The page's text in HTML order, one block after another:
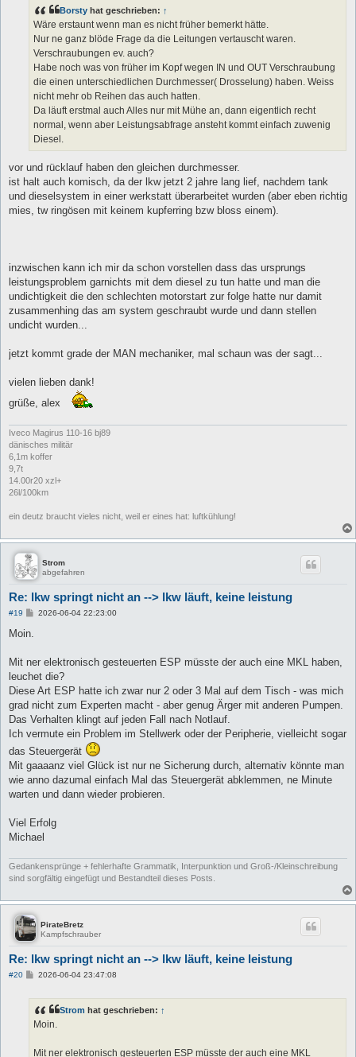
Borsty hat geschrieben: ↑
Wäre erstaunt wenn man es nicht früher bemerkt hätte.
Nur ne ganz blöde Frage da die Leitungen vertauscht waren.
Verschraubungen ev. auch?
Habe noch was von früher im Kopf wegen IN und OUT Verschraubung
die einen unterschiedlichen Durchmesser( Drosselung) haben. Weiss
nicht mehr ob Reihen das auch hatten.
Da läuft erstmal auch Alles nur mit Mühe an, dann eigentlich recht
normal, wenn aber Leistungsabfrage ansteht kommt einfach zuwenig
Diesel.
vor und rücklauf haben den gleichen durchmesser.
ist halt auch komisch, da der lkw jetzt 2 jahre lang lief, nachdem tank
und dieselsystem in einer werkstatt überarbeitet wurden (aber eben richtig
mies, tw ringösen mit keinem kupferring bzw bloss einem).
inzwischen kann ich mir da schon vorstellen dass das ursprungs
leistungsproblem garnichts mit dem diesel zu tun hatte und man die
undichtigkeit die den schlechten motorstart zur folge hatte nur damit
zusammenhing das am system geschraubt wurde und dann stellen
undicht wurden...
jetzt kommt grade der MAN mechaniker, mal schaun was der sagt...
vielen lieben dank!
grüße, alex
Iveco Magirus 110-16 bj89
dänisches militär
6,1m koffer
9,7t
14.00r20 xzl+
26l/100km
ein deutz braucht vieles nicht, weil er eines hat: luftkühlung!
Strom
abgefahren
Re: lkw springt nicht an --> lkw läuft, keine leistung
#19
B
a
2026-06-04 22:23:00
Moin.
Mit ner elektronisch gesteuerten ESP müsste der auch eine MKL haben,
leuchet die?
Diese Art ESP hatte ich zwar nur 2 oder 3 Mal auf dem Tisch - was mich
grad nicht zum Experten macht - aber genug Ärger mit anderen Pumpen.
Das Verhalten klingt auf jeden Fall nach Notlauf.
Ich vermute ein Problem im Stellwerk oder der Peripherie, vielleicht sogar
das Steuergerät
Mit gaaaanz viel Glück ist nur ne Sicherung durch, alternativ könnte man
wie anno dazumal einfach Mal das Steuergerät abklemmen, ne Minute
warten und dann wieder probieren.
Viel Erfolg
Michael
Gedankensprünge + fehlerhafte Grammatik, Interpunktion und Groß-/Kleinschreibung
sind sorgfältig eingefügt und Bestandteil dieses Posts.
PirateBretz
Kampfschrauber
Re: lkw springt nicht an --> lkw läuft, keine leistung
#20
B
r
a
2026-06-04 23:47:08
Strom hat geschrieben: ↑
Moin.
Mit ner elektronisch gesteuerten ESP müsste der auch eine MKL